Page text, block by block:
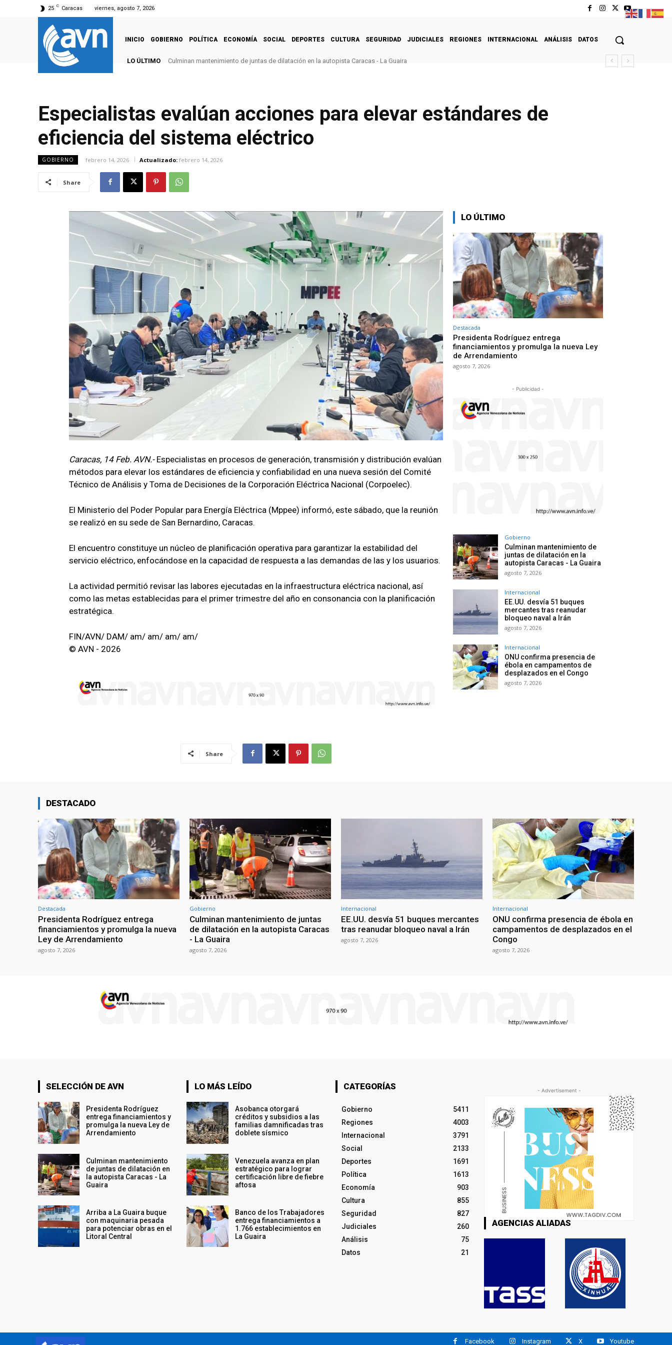
25 C Caracas viernes, agosto 7, 2026
INICIO GOBIERNO POLÍTICA ECONOMÍA SOCIAL DEPORTES CULTURA SEGURIDAD JUDICIALES REGIONES INTERNACIONAL ANÁLISIS DATOS
LO ÚLTIMO Culminan mantenimiento de juntas de dilatación en la autopista Caracas - La Guaira
Especialistas evalúan acciones para elevar estándares de
eficiencia del sistema eléctrico
GOBIERNO febrero 14, 2026 Actualizado: febrero 14, 2026
Share
Caracas, 14 Feb. AVN.-Especialistas en procesos de generación, transmisión y distribución evalúan
métodos para elevar los estándares de eficiencia y confiabilidad en una nueva sesión del Comité
Técnico de Análisis y Toma de Decisiones de la Corporación Eléctrica Nacional (Corpoelec).
El Ministerio del Poder Popular para Energía Eléctrica (Mppee) informó, este sábado, que la reunión
se realizó en su sede de San Bernardino, Caracas.
El encuentro constituye un núcleo de planificación operativa para garantizar la estabilidad del
servicio eléctrico, enfocándose en la capacidad de respuesta a las demandas de las y los usuarios.
La actividad permitió revisar las labores ejecutadas en la infraestructura eléctrica nacional, así
como las metas establecidas para el primer trimestre del año en consonancia con la planificación
estratégica.
FIN/AVN/ DAM/ am/ am/ am/ am/
© AVN - 2026
Share
LO ÚLTIMO
Destacada
Presidenta Rodríguez entrega
financiamientos y promulga la nueva Ley
de Arrendamiento
agosto 7, 2026
- Publicidad -
Gobierno
Culminan mantenimiento de
juntas de dilatación en la
autopista Caracas - La Guaira
agosto 7, 2026
Internacional
EE.UU. desvía 51 buques
mercantes tras reanudar
bloqueo naval a Irán
agosto 7, 2026
Internacional
ONU confirma presencia de
ébola en campamentos de
desplazados en el Congo
agosto 7, 2026
DESTACADO
Destacada
Presidenta Rodríguez entrega
financiamientos y promulga la nueva
Ley de Arrendamiento
agosto 7, 2026
Gobierno
Culminan mantenimiento de juntas
de dilatación en la autopista Caracas
- La Guaira
agosto 7, 2026
Internacional
EE.UU. desvía 51 buques mercantes
tras reanudar bloqueo naval a Irán
agosto 7, 2026
Internacional
ONU confirma presencia de ébola en
campamentos de desplazados en el
Congo
agosto 7, 2026
SELECCIÓN DE AVN
Presidenta Rodríguez
entrega financiamientos y
promulga la nueva Ley de
Arrendamiento
Culminan mantenimiento
de juntas de dilatación en
la autopista Caracas - La
Guaira
Arriba a La Guaira buque
con maquinaria pesada
para potenciar obras en el
Litoral Central
LO MÁS LEÍDO
Asobanca otorgará
créditos y subsidios a las
familias damnificadas tras
doblete sísmico
Venezuela avanza en plan
estratégico para lograr
certificación libre de fiebre
aftosa
Banco de los Trabajadores
entrega financiamientos a
1.766 establecimientos en
La Guaira
CATEGORÍAS
Gobierno
5411
Regiones
4003
Internacional
3791
Social
2133
Deportes
1691
Política
1613
Economía
903
Cultura
855
Seguridad
827
Judiciales
260
Análisis
75
Datos
21
- Advertisement -
AGENCIAS ALIADAS
Facebook Instagram X Youtube